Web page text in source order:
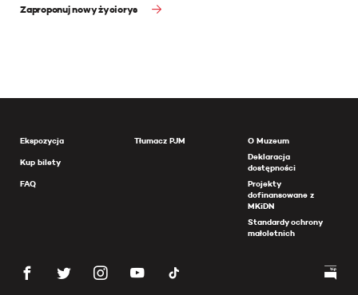
Zaproponuj nowy życiorys
Ekspozycja
Kup bilety
FAQ
Tłumacz PJM
O Muzeum
Deklaracja
dostępności
Projekty
dofinansowane z
MKiDN
Standardy ochrony
małoletnich